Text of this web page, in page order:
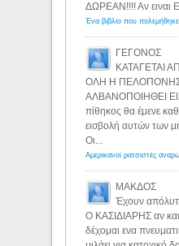
ΔΩΡΕΑΝ!!!! Αν ειναι
ΓΕΓΟΝΟΣ
ΚΑΤΑΓΕΤΑΙ
ΟΛΗ Η
ΑΛΒΑΝΟΠΟΙΗΘΕΙ
πίθηκος θα έμενε
εισβολή αυτών των
Οι...
ΜΑΚΔΟΣ
Έχουν
Ο ΚΑΣΙΔΙΑΡΗΣ αν και
δέχομαι ενα